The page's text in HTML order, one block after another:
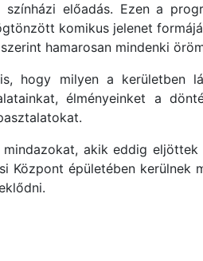
előadás. Ezen a
komikus jelenet
hamarosan mindenki
hogy milyen a kerületben
élményeinket a
akik eddig
Központ épületében kerülnek